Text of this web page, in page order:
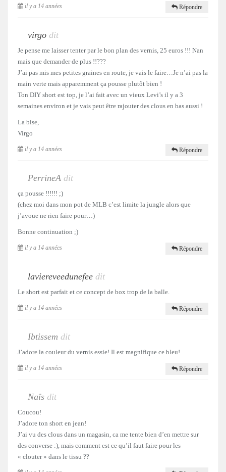
il y a 14 années Répondre
virgo dit
Je pense me laisser tenter par le bon plan des vernis, 25 euros !!! Nan
mais que demander de plus !!???
J’ai pas mis mes petites graines en route, je vais le faire…Je n’ai pas la
main verte mais apparemment ça pousse plutôt bien !
Ton DIY short est top, je l’ai fait avec un vieux Levi’s il y a 3
semaines environ et je vais peut être rajouter des clous en bas aussi !
La bise,
Virgo
il y a 14 années Répondre
PerrineA dit
ça pousse !!!!!! ;)
(chez moi dans mon pot de MLB c’est limite la jungle alors que
j’avoue ne rien faire pour…)
Bonne continuation ;)
il y a 14 années Répondre
laviereveedunefee dit
Le short est parfait et ce concept de box trop de la balle.
il y a 14 années Répondre
Ibtissem dit
J’adore la couleur du vernis essie! Il est magnifique ce bleu!
il y a 14 années Répondre
Naïs dit
Coucou!
J’adore ton short en jean!
J’ai vu des clous dans un magasin, ca me tente bien d’en mettre sur
des converse :), mais comment est ce qu’il faut faire pour les
« clouter » dans le tissu ??